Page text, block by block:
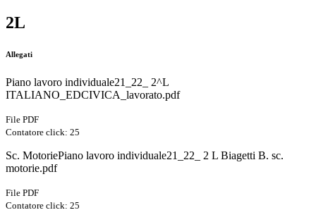
2L
Allegati
Piano lavoro individuale21_22_ 2^L
ITALIANO_EDCIVICA_lavorato.pdf
File PDF
Contatore click: 25
Sc. MotoriePiano lavoro individuale21_22_ 2 L Biagetti B. sc.
motorie.pdf
File PDF
Contatore click: 25